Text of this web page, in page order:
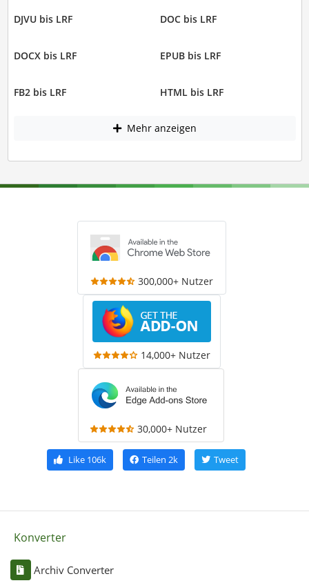
DJVU bis LRF DOC bis LRF
DOCX bis LRF EPUB bis LRF
FB2 bis LRF HTML bis LRF
Mehr anzeigen
300,000+ Nutzer
14,000+ Nutzer
30,000+ Nutzer
Like 106k Teilen 2k Tweet
Konverter
Archiv Converter